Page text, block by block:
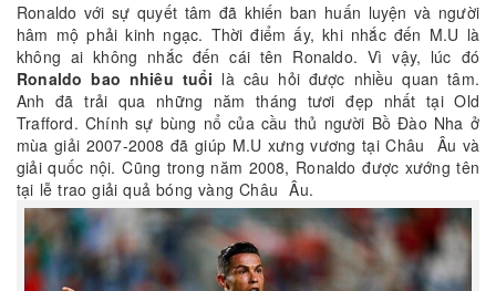
Ronaldo với sự quyết tâm đã khiến ban huấn luyện và người
hâm mộ phải kinh ngạc. Thời điểm ấy, khi nhắc đến M.U là
không ai không nhắc đến cái tên Ronaldo. Vì vậy, lúc đó
Ronaldo bao nhiêu tuổi là câu hỏi được nhiều quan tâm.
Anh đã trải qua những năm tháng tươi đẹp nhất tại Old
Trafford. Chính sự bùng nổ của cầu thủ người Bồ Đào Nha ở
mùa giải 2007-2008 đã giúp M.U xưng vương tại Châu Âu và
giải quốc nội. Cũng trong năm 2008, Ronaldo được xướng tên
tại lễ trao giải quả bóng vàng Châu Âu.